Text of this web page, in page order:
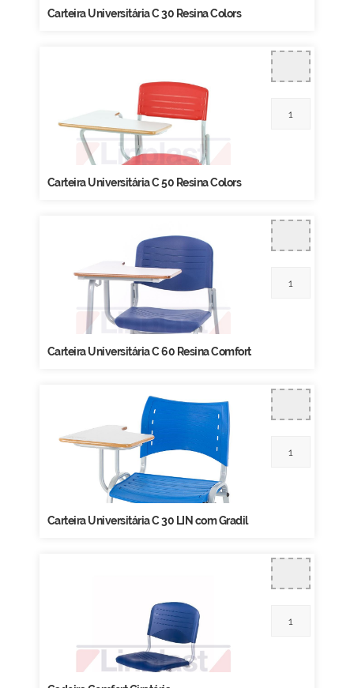
Carteira Universitária C 30 Resina Colors
Carteira Universitária C 50 Resina Colors
Carteira Universitária C 60 Resina Comfort
Carteira Universitária C 30 LIN com Gradil